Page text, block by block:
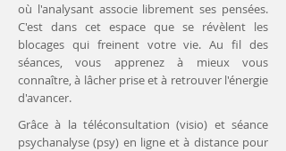
où l'analysant associe librement ses pensées.
C'est dans cet espace que se révèlent les
blocages qui freinent votre vie. Au fil des
séances, vous apprenez à mieux vous
connaître, à lâcher prise et à retrouver l'énergie
d'avancer.
Grâce à la téléconsultation (visio) et séance
psychanalyse (psy) en ligne et à distance pour